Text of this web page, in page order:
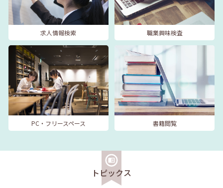
求人情報検索 職業興味検査
PC・フリースペース 書籍閲覧
トピックス